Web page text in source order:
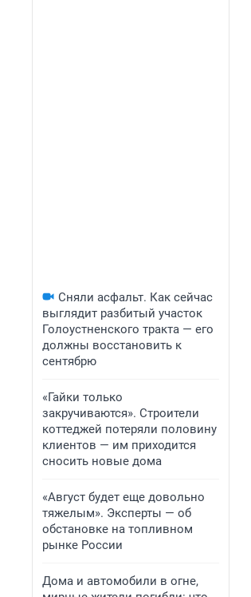
Сняли асфальт. Как сейчас
выглядит разбитый участок
Голоустненского тракта — его
должны восстановить к
сентябрю
«Гайки только
закручиваются». Строители
коттеджей потеряли половину
клиентов — им приходится
сносить новые дома
«Август будет еще довольно
тяжелым». Эксперты — об
обстановке на топливном
рынке России
Дома и автомобили в огне,